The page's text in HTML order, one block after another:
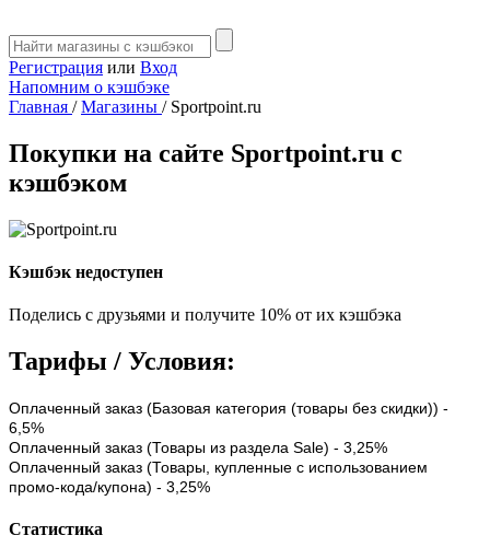
Регистрация или Вход
Напомним о кэшбэке
Главная / Магазины / Sportpoint.ru
Покупки на сайте Sportpoint.ru с
кэшбэком
Кэшбэк недоступен
Поделись с друзьями и получите 10% от их кэшбэка
Тарифы / Условия:
Оплаченный заказ (Базовая категория (товары без скидки)) -
6,5%
Оплаченный заказ (Товары из раздела Sale) - 3,25%
Оплаченный заказ (Товары, купленные с использованием
промо-кода/купона) - 3,25%
Статистика